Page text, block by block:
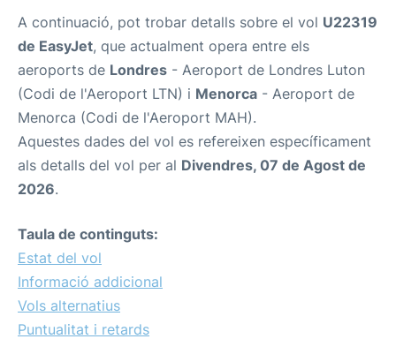
A continuació, pot trobar detalls sobre el vol U22319
de EasyJet, que actualment opera entre els
aeroports de Londres - Aeroport de Londres Luton
(Codi de l'Aeroport LTN) i Menorca - Aeroport de
Menorca (Codi de l'Aeroport MAH).
Aquestes dades del vol es refereixen específicament
als detalls del vol per al Divendres, 07 de Agost de
2026.
Taula de continguts:
Estat del vol
Informació addicional
Vols alternatius
Puntualitat i retards